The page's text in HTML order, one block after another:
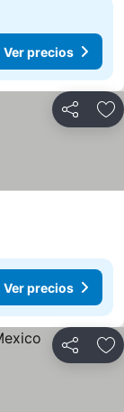
Ver precios
Compartir
Ver precios
Compartir